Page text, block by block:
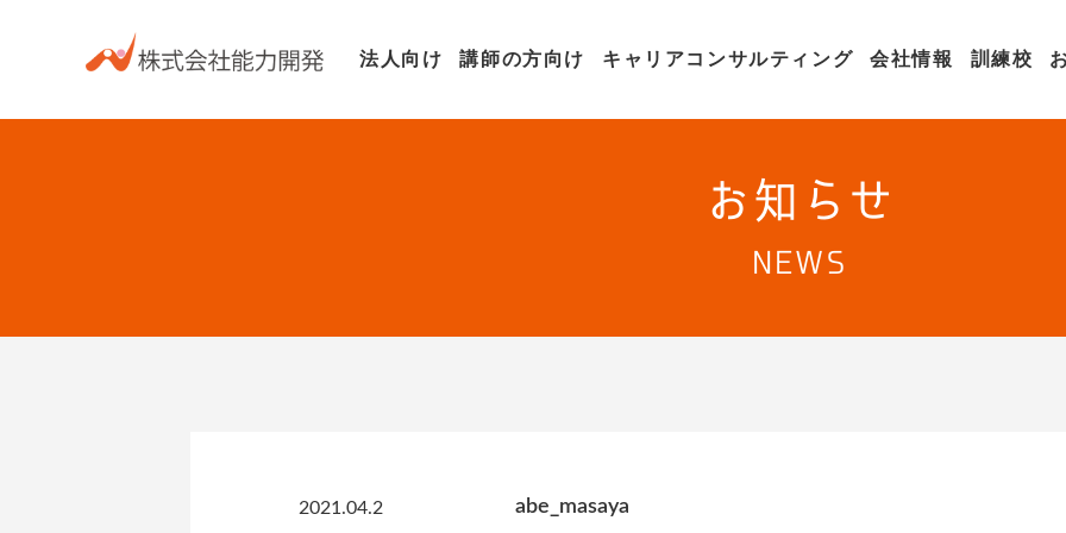
法人向け 講師の方向け キャリアコンサルティング 会社情報 訓練校
お知らせ
NEWS
2021.04.2 abe_masaya